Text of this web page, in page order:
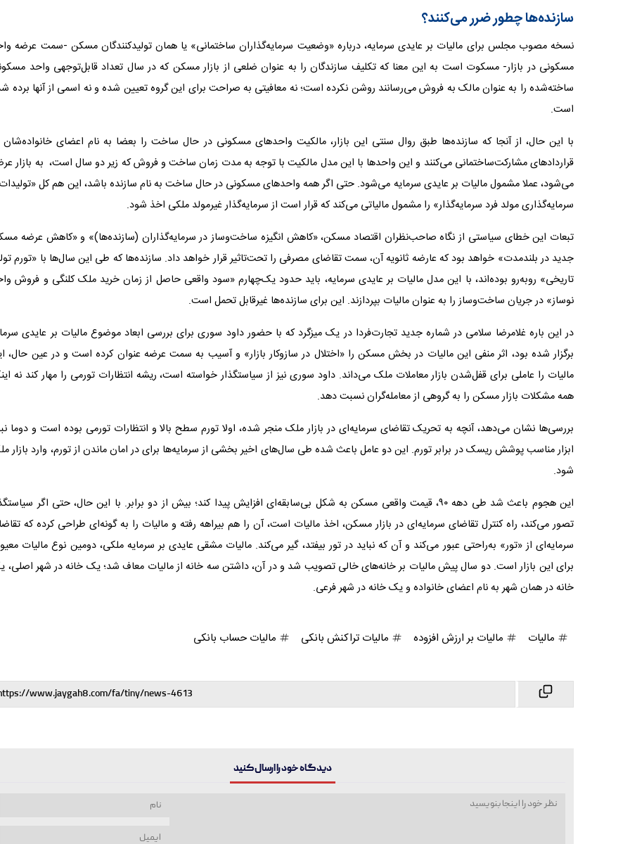
سازنده‌‌‌ها چطور ضرر می‌کنند؟
نسخه مصوب مجلس برای مالیات بر عایدی سرمایه، درباره «وضعیت سرمایه‌گذاران ساختمانی» یا همان تولیدکنندگان مسکن -سمت عرضه
مسکونی در بازار- مسکوت است به این معنا که تکلیف سازندگان را به عنوان ضلعی از بازار مسکن که در سال تعداد قابل‌توجهی واحد
ساخته‌‌‌شده را به عنوان مالک به فروش می‌‌‌رسانند روشن نکرده است؛ نه معافیتی به صراحت برای این گروه تعیین شده و نه اسمی از آنها برده
است.
با این حال، از آنجا که سازنده‌‌‌ها طبق روال سنتی این بازار، مالکیت واحدهای مسکونی در حال ساخت را بعضا به نام اعضای خانواده‌‌‌شان
قراردادهای مشارکت‌‌‌ساختمانی می‌کنند و این واحدها با این مدل مالکیت با توجه به مدت زمان ساخت و فروش که زیر دو سال است، ‌‌‌ به بازار
می‌شود، عملا مشمول مالیات بر عایدی سرمایه می‌شود. حتی اگر همه واحدهای مسکونی در حال ساخت به نام سازنده باشد، این هم کل
سرمایه‌گذاری مولد فرد سرمایه‌گذار» را مشمول مالیاتی می‌کند که قرار است از سرمایه‌گذار غیرمولد ملکی اخذ شود.
تبعات این خطای سیاستی از نگاه صاحب‌‌‌نظران اقتصاد مسکن، «کاهش انگیزه ساخت‌‌‌وساز در سرمایه‌گذاران (سازنده‌‌‌ها)» و «کاهش عرضه
جدید در بلندمدت» خواهد بود که عارضه ثانویه آن، سمت تقاضای مصرفی را تحت‌‌‌تاثیر قرار خواهد داد. سازنده‌‌‌ها که طی این سال‌ها با «تورم
تاریخی» روبه‌رو بوده‌‌‌اند، با این مدل مالیات بر عایدی سرمایه، باید حدود یک‌چهارم «سود واقعی حاصل از زمان خرید ملک کلنگی و فروش
نوساز» در جریان ساخت‌وساز را به عنوان مالیات بپردازند. این برای سازنده‌‌‌ها غیرقابل تحمل است.
در این باره غلامرضا سلامی در شماره جدید تجارت‌‌‌فردا در یک میزگرد که با حضور داود سوری برای بررسی ابعاد موضوع مالیات بر عایدی
برگزار شده بود، اثر منفی این مالیات در بخش مسکن را «اختلال در ‌سازوکار بازار» و آسیب به سمت عرضه عنوان کرده است و در عین حال،
مالیات را عاملی برای قفل‌‌‌شدن بازار معاملات ملک می‌‌‌داند. داود سوری نیز از سیاستگذار خواسته است، ریشه انتظارات تورمی را مهار کند نه
همه مشکلات بازار مسکن را به گروهی از معامله‌‌‌گران نسبت دهد.
بررسی‌‌‌ها نشان می‌دهد، آنچه به تحریک تقاضای سرمایه‌‌‌ای در بازار ملک منجر شده، اولا تورم سطح بالا و انتظارات تورمی بوده است و دوما
ابزار مناسب پوشش ریسک در برابر تورم. این دو عامل باعث شده طی سال‌های اخیر بخشی از سرمایه‌‌‌ها برای در امان ماندن از تورم، وارد بازار
شود.
این هجوم باعث شد طی دهه ۹۰، قیمت واقعی مسکن به شکل بی‌‌‌سابقه‌ای افزایش پیدا کند؛ بیش از دو برابر. با این حال، حتی اگر
تصور می‌کند، راه کنترل تقاضای سرمایه‌‌‌ای در بازار مسکن، اخذ مالیات است، آن را هم بیراهه رفته و مالیات را به گونه‌‌‌ای طراحی کرده که
سرمایه‌‌‌ای از «تور» به‌راحتی عبور می‌کند و آن که نباید در تور بیفتد، گیر می‌کند. مالیات مشقی عایدی بر سرمایه ملکی، دومین نوع مالیات
برای این بازار است. دو سال پیش مالیات بر خانه‌‌‌های خالی تصویب شد و در آن، داشتن سه خانه از مالیات معاف شد؛ یک خانه در شهر اصلی،
خانه در همان شهر به نام اعضای خانواده و یک خانه در شهر فرعی.
مالیات مالیات بر ارزش افزوده مالیات تراکنش بانکی مالیات حساب بانکی
دیدگاه خود را ارسال کنید